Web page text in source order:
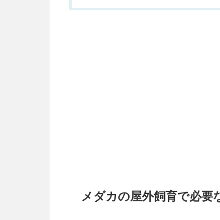
メダカの屋外飼育で必要